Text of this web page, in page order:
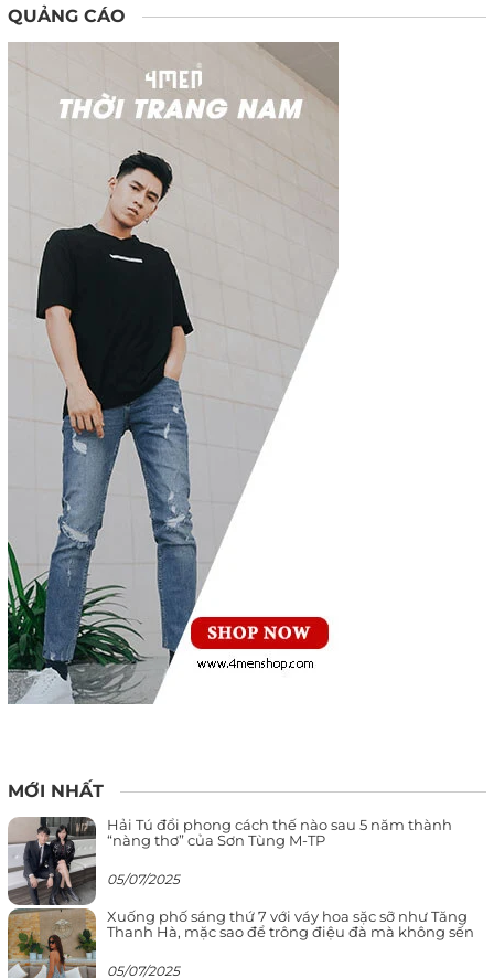
QUẢNG CÁO
MỚI NHẤT
Hải Tú đổi phong cách thế nào sau 5 năm thành
“nàng thơ” của Sơn Tùng M-TP
05/07/2025
Xuống phố sáng thứ 7 với váy hoa sặc sỡ như Tăng
Thanh Hà, mặc sao để trông điệu đà mà không sến
05/07/2025